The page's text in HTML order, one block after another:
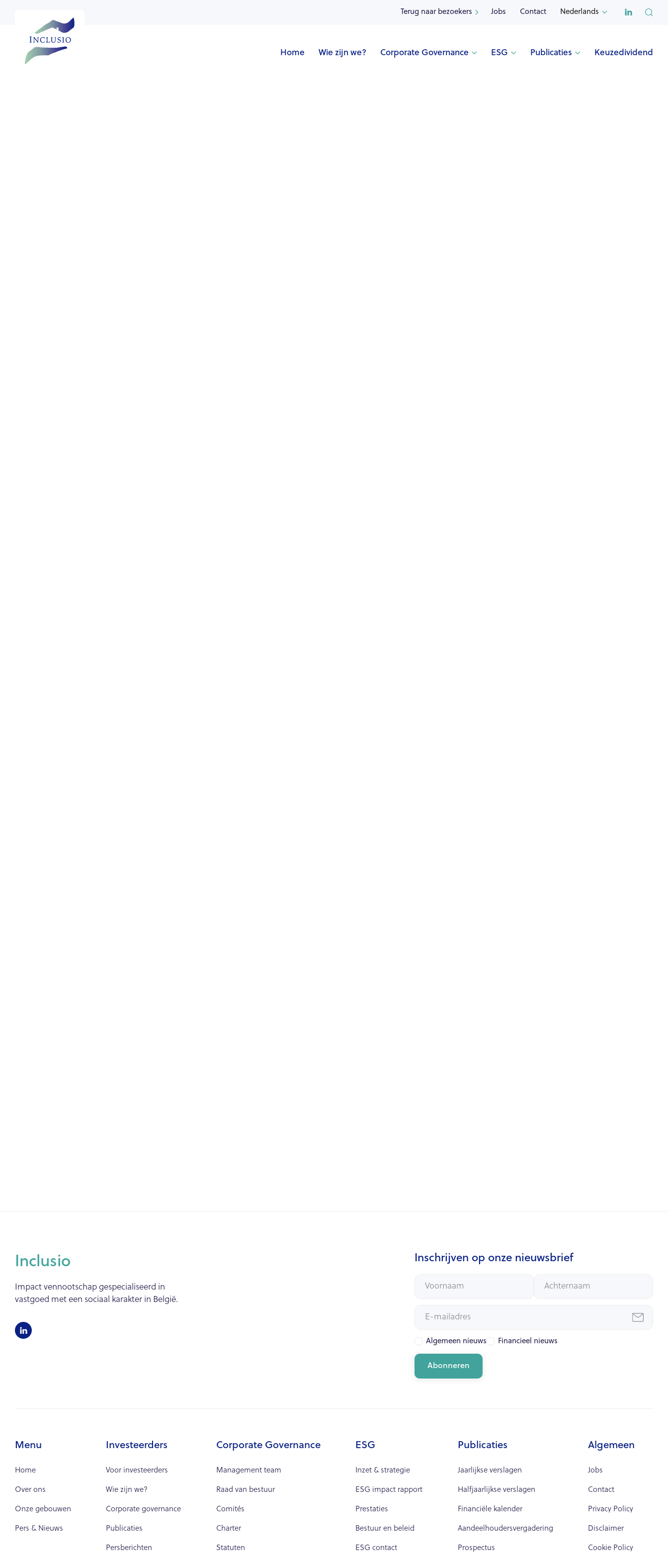
Terug naar bezoekers  Jobs Contact Nederlands  
Home Wie zijn we? Corporate Governance  ESG  Publicaties  Keuzedividend
Inclusio
Impact vennootschap gespecialiseerd in
vastgoed met een sociaal karakter in België.

Inschrijven op onze nieuwsbrief
Algemeen nieuws Financieel nieuws
Menu
Home
Over ons
Onze gebouwen
Pers & Nieuws
Investeerders
Voor investeerders
Wie zijn we?
Corporate governance
Publicaties
Persberichten
Corporate Governance
Management team
Raad van bestuur
Comités
Charter
Statuten
ESG
Inzet & strategie
ESG impact rapport
Prestaties
Bestuur en beleid
ESG contact
Publicaties
Jaarlijkse verslagen
Halfjaarlijkse verslagen
Financiële kalender
Aandeelhoudersvergadering
Prospectus
Algemeen
Jobs
Contact
Privacy Policy
Disclaimer
Cookie Policy